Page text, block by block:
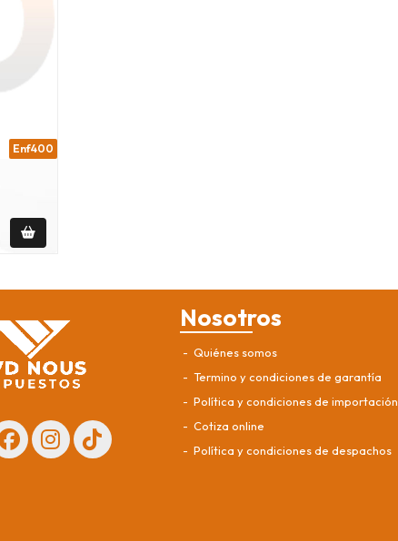
Enf400
Nosotros
Quiénes somos
Termino y condiciones de garantía
Política y condiciones de importación
Cotiza online
Política y condiciones de despachos